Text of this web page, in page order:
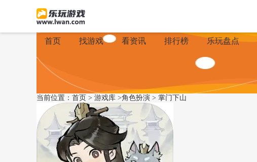
首页 找游戏 看资讯 排行榜 乐玩盘点
当前位置： 首页 > 游戏库 >角色扮演 > 掌门下山